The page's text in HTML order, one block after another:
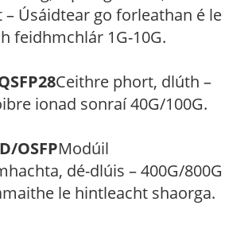
– Úsáidtear go forleathan é le
feidhmchlár 1G-10G.
Ceithre phort, dlúth –
ionad sonraí 40G/100G.
OSFPModúil
dé-dlúis – 400G/800G
le hintleacht shaorga.